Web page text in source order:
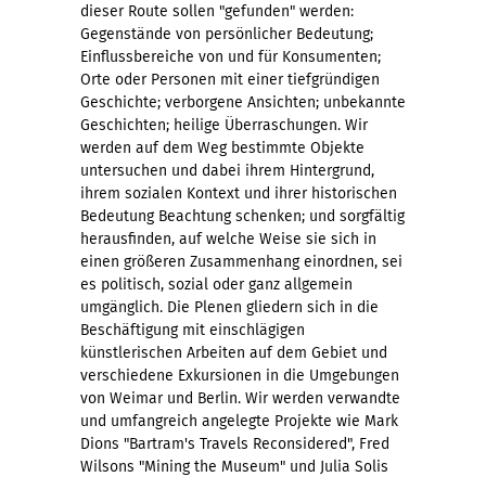
dieser Route sollen "gefunden" werden:
Gegenstände von persönlicher Bedeutung;
Einflussbereiche von und für Konsumenten;
Orte oder Personen mit einer tiefgründigen
Geschichte; verborgene Ansichten; unbekannte
Geschichten; heilige Überraschungen. Wir
werden auf dem Weg bestimmte Objekte
untersuchen und dabei ihrem Hintergrund,
ihrem sozialen Kontext und ihrer historischen
Bedeutung Beachtung schenken; und sorgfältig
herausfinden, auf welche Weise sie sich in
einen größeren Zusammenhang einordnen, sei
es politisch, sozial oder ganz allgemein
umgänglich. Die Plenen gliedern sich in die
Beschäftigung mit einschlägigen
künstlerischen Arbeiten auf dem Gebiet und
verschiedene Exkursionen in die Umgebungen
von Weimar und Berlin. Wir werden verwandte
und umfangreich angelegte Projekte wie Mark
Dions "Bartram's Travels Reconsidered", Fred
Wilsons "Mining the Museum" und Julia Solis